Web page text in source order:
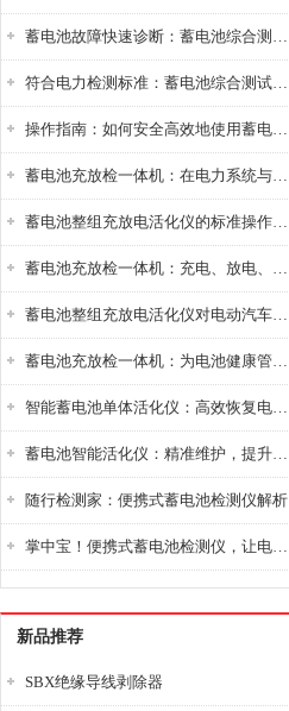
蓄电池故障快速诊断：蓄电池综合测试仪判断落后电池的方法与标准
符合电力检测标准：蓄电池综合测试仪测试规范与精度校准方法详解
操作指南：如何安全高效地使用蓄电池智能活化仪？
蓄电池充放检一体机：在电力系统与储能设备中的创新应用，确保蓄电池性能与可靠性
蓄电池整组充放电活化仪的标准操作流程：从接线设置到充放电参数设定的安全规范
蓄电池充放检一体机：充电、放电、检测三功能集成设备
蓄电池整组充放电活化仪对电动汽车电池有帮助吗？
蓄电池充放检一体机：为电池健康管理提供一站式解决方案
智能蓄电池单体活化仪：高效恢复电池性能，延长蓄电池使用寿命
蓄电池智能活化仪：精准维护，提升电池健康状态
随行检测家：便携式蓄电池检测仪解析
掌中宝！便携式蓄电池检测仪，让电池检测变得简单又快捷！
新品推荐
SBX绝缘导线剥除器